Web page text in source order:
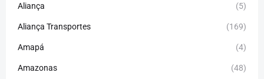
Aliança (5)
Aliança Transportes (169)
Amapá (4)
Amazonas (48)